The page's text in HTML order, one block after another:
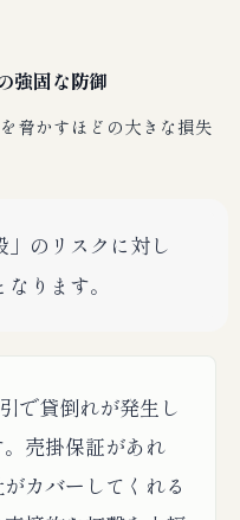
強固な防御
脅かすほどの大きな損失
のリスクに対し
ります。
で貸倒れが発生し
売掛保証があれ
カバーしてくれる